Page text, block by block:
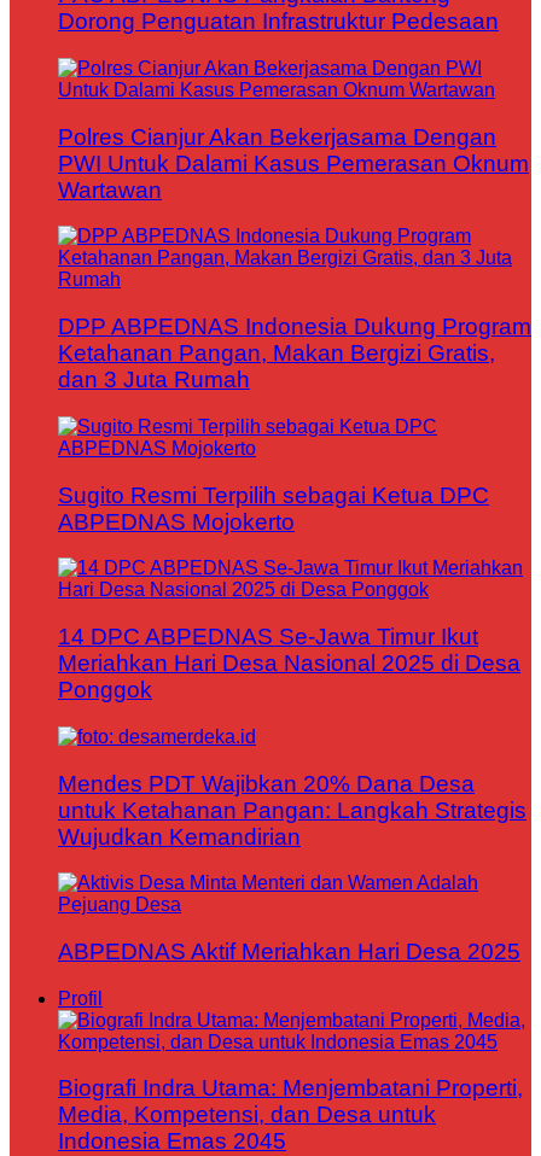
Dorong Penguatan Infrastruktur Pedesaan
Polres Cianjur Akan Bekerjasama Dengan
PWI Untuk Dalami Kasus Pemerasan Oknum
Wartawan
DPP ABPEDNAS Indonesia Dukung Program
Ketahanan Pangan, Makan Bergizi Gratis,
dan 3 Juta Rumah
Sugito Resmi Terpilih sebagai Ketua DPC
ABPEDNAS Mojokerto
14 DPC ABPEDNAS Se-Jawa Timur Ikut
Meriahkan Hari Desa Nasional 2025 di Desa
Ponggok
Mendes PDT Wajibkan 20% Dana Desa
untuk Ketahanan Pangan: Langkah Strategis
Wujudkan Kemandirian
ABPEDNAS Aktif Meriahkan Hari Desa 2025
Profil
Biografi Indra Utama: Menjembatani Properti,
Media, Kompetensi, dan Desa untuk
Indonesia Emas 2045